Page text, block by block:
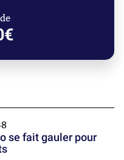
se fait gauler pour